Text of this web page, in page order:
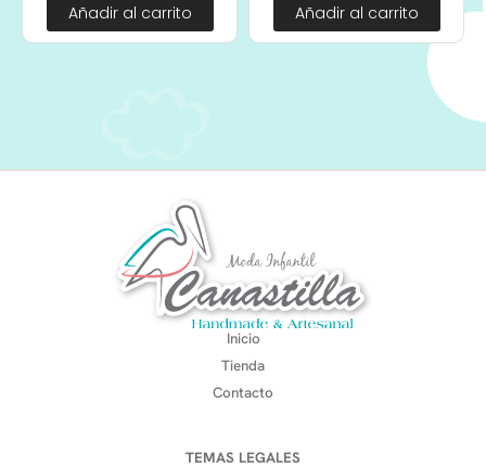
Añadir al carrito Añadir al carrito
Inicio
Tienda
Contacto
TEMAS LEGALES